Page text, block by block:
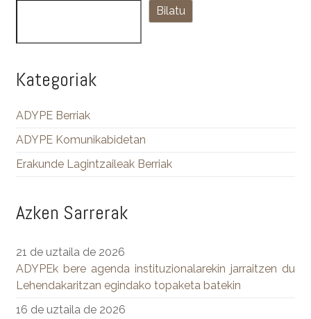
Bilatu
Kategoriak
ADYPE Berriak
ADYPE Komunikabidetan
Erakunde Lagintzaileak Berriak
Azken Sarrerak
21 de uztaila de 2026
ADYPEk bere agenda instituzionalarekin jarraitzen du
Lehendakaritzan egindako topaketa batekin
16 de uztaila de 2026